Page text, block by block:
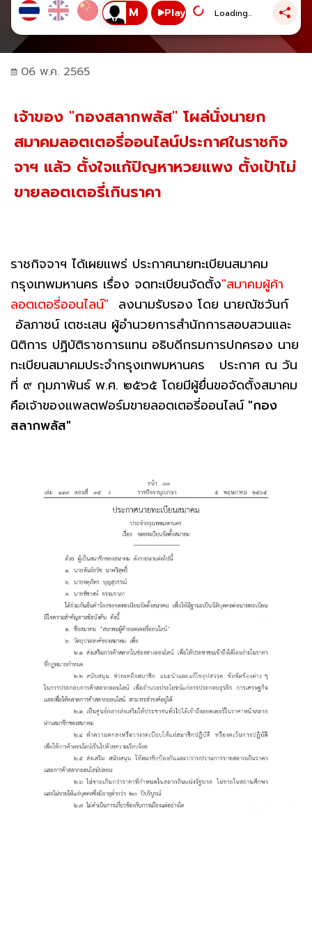
Play Loading...
06 พ.ค. 2565
เจ้าของ "กองสลากพลัส" โผล่นั่งนายก
สมาคมลอตเตอรี่ออนไลน์ประกาศในราชกิจ
จาฯ แล้ว ตั้งใจแก้ปัญหาหวยแพง ตั้งเป้าไม่
ขายลอตเตอรี่เกินราคา
ราชกิจจาฯ ได้เผยแพร่ ประกาศนายทะเบียนสมาคม
กรุงเทพมหานคร เรื่อง จดทะเบียนจัดตั้ง"สมาคมผู้ค้า
ลอตเตอรี่ออนไลน์" ลงนามรับรอง โดย นายณัชวันก์
อัลภาชน์ เตชะเสน ผู้อํานวยการสํานักการสอบสวนและ
นิติการ ปฏิบัติราชการแทน อธิบดีกรมการปกครอง นาย
ทะเบียนสมาคมประจํากรุงเทพมหานคร ประกาศ ณ วัน
ที่ ๙ กุมภาพันธ์ พ.ศ. ๒๕๖๕ โดยมีผู้ยื่นขอจัดตั้งสมาคม
คือเจ้าของแพลตฟอร์มขายลอตเตอรี่ออนไลน์"กอง
สลากพลัส"